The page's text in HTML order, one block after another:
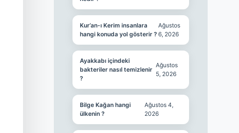
Kur’an-ı Kerim insanlara
hangi konuda yol gösterir ?
Ağustos
6, 2026
Ayakkabı içindeki
bakteriler nasıl temizlenir
?
Ağustos
5, 2026
Bilge Kağan hangi
ülkenin ?
Ağustos 4,
2026